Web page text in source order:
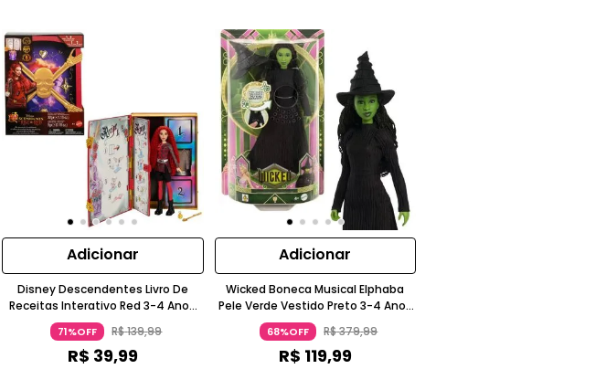
Adicionar
Disney Descendentes Livro De
Receitas Interativo Red 3-4 Anos
Com Boneca Articulada Mattel
71%OFF R$139,99
R$ 39,99
Adicionar
Wicked Boneca Musical Elphaba
Pele Verde Vestido Preto 3-4 Anos
Mattel
68%OFF R$379,99
R$ 119,99